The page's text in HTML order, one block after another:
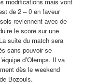
de 2 – 0 en faveur
reviennent avec de
le score sur une
suite du match sera
sans pouvoir se
d’Olemps. Il va
dès le weekend
Bozouls.